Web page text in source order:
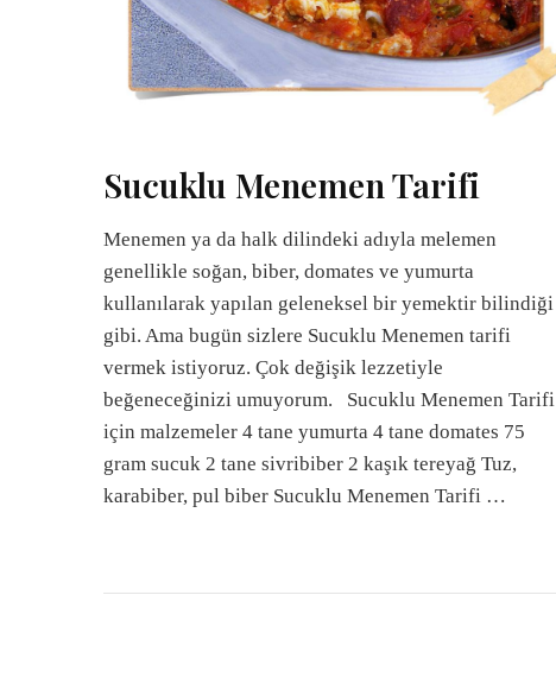
Sucuklu Menemen Tarifi
Menemen ya da halk dilindeki adıyla melemen
genellikle soğan, biber, domates ve yumurta
kullanılarak yapılan geleneksel bir yemektir bilindiği
gibi. Ama bugün sizlere Sucuklu Menemen tarifi
vermek istiyoruz. Çok değişik lezzetiyle
beğeneceğinizi umuyorum. Sucuklu Menemen Tarifi
için malzemeler 4 tane yumurta 4 tane domates 75
gram sucuk 2 tane sivribiber 2 kaşık tereyağ Tuz,
karabiber, pul biber Sucuklu Menemen Tarifi …